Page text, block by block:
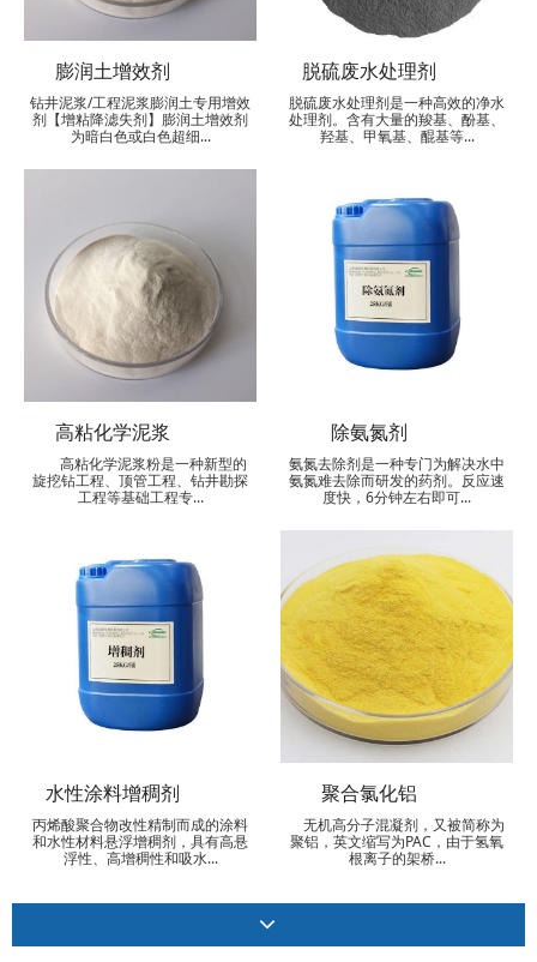
膨润土增效剂
钻井泥浆/工程泥浆膨润土专用增效
剂【增粘降滤失剂】膨润土增效剂
为暗白色或白色超细...
脱硫废水处理剂
脱硫废水处理剂是一种高效的净水
处理剂。含有大量的羧基、酚基、
羟基、甲氧基、醌基等...
高粘化学泥浆
高粘化学泥浆粉是一种新型的
旋挖钻工程、顶管工程、钻井勘探
工程等基础工程专...
除氨氮剂
氨氮去除剂是一种专门为解决水中
氨氮难去除而研发的药剂。反应速
度快，6分钟左右即可...
水性涂料增稠剂
丙烯酸聚合物改性精制而成的涂料
和水性材料悬浮增稠剂，具有高悬
浮性、高增稠性和吸水...
聚合氯化铝
无机高分子混凝剂，又被简称为
聚铝，英文缩写为PAC，由于氢氧
根离子的架桥...